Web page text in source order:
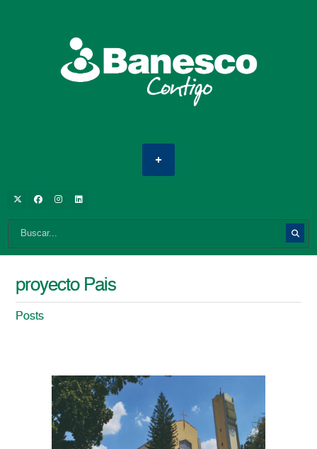
proyecto Pais
Posts